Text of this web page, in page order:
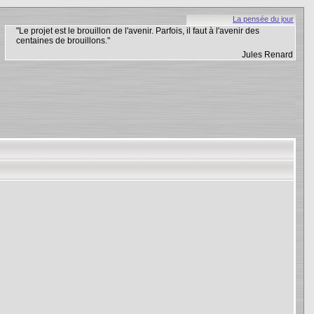
La pensée du jour
"Le projet est le brouillon de l'avenir. Parfois, il faut à l'avenir des
centaines de brouillons."
Jules Renard